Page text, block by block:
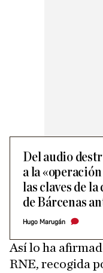
Del audio
a la
las claves de
de Bárcenas
Hugo Marugán
Así lo ha
RNE, recogida